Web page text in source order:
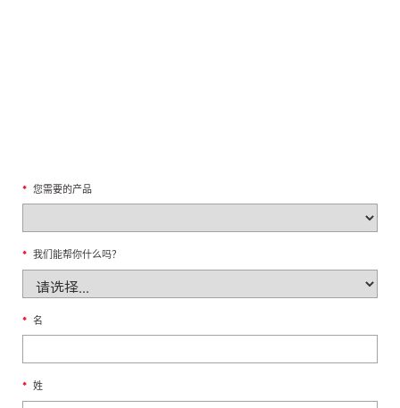
* 您需要的产品
* 我们能帮你什么吗？
* 名
* 姓